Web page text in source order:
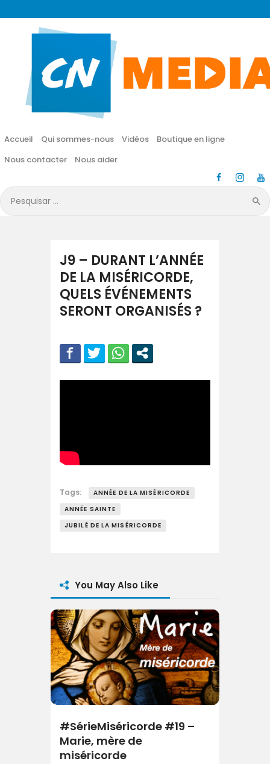
Accueil Qui sommes-nous Vidéos
Boutique en ligne
Nous contacter
Nous aider
Pesquisar
por:
CN MÉDIA
Une vie nouvelle en JESUS !
Accueil
Vidéos
Boutique en ligne
Nous aider
J9 – DURANT L’ANNÉE
DE LA MISÉRICORDE,
QUELS ÉVÉNEMENTS
SERONT ORGANISÉS ?
Tags:
ANNÉE DE LA MISÉRICORDE
ANNÉE SAINTE
JUBILÉ DE LA MISÉRICORDE
You May Also Like
#SérieMiséricorde #19 –
Marie, mère de
miséricorde